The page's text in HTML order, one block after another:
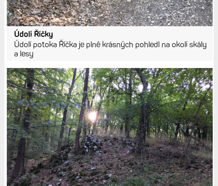
Údolí Říčky
Údolí potoka Říčka je plné krásných pohledl na okolí skály
a lesy